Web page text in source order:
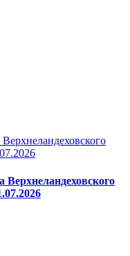
Верхнеландеховского